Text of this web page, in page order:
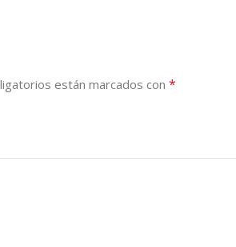
están marcados con *